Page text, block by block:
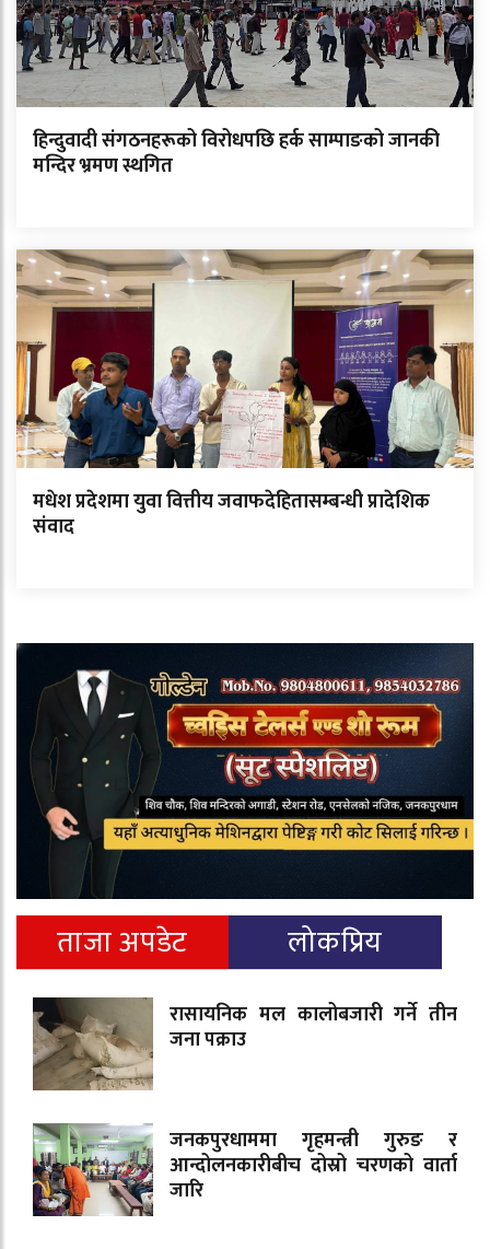
हिन्दुवादी संगठनहरूको विरोधपछि हर्क साम्पाङको जानकी
मन्दिर भ्रमण स्थगित
मधेश प्रदेशमा युवा वित्तीय जवाफदेहितासम्बन्धी प्रादेशिक
संवाद
ताजा अपडेट लोकप्रिय
रासायनिक मल कालोबजारी गर्ने तीन
जना पक्राउ
जनकपुरधाममा गृहमन्त्री गुरुङ र
आन्दोलनकारीबीच दोस्रो चरणको वार्ता
जारि